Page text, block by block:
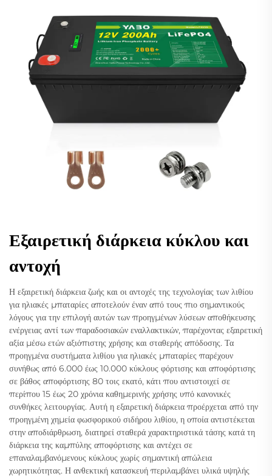
Εξαιρετική διάρκεια κύκλου και
αντοχή
Η εξαιρετική διάρκεια ζωής και οι αντοχές της τεχνολογίας των λιθίου
για ηλιακές μπαταρίες αποτελούν έναν από τους πιο σημαντικούς
λόγους για την επιλογή αυτών των προηγμένων λύσεων αποθήκευσης
ενέργειας αντί των παραδοσιακών εναλλακτικών, παρέχοντας εξαιρετική
αξία μέσω ετών αξιόπιστης χρήσης και σταθερής απόδοσης. Τα
προηγμένα συστήματα λιθίου για ηλιακές μπαταρίες παρέχουν
συνήθως από 6.000 έως 10.000 κύκλους φόρτισης και αποφόρτισης
σε βάθος αποφόρτισης 80 τοις εκατό, κάτι που αντιστοιχεί σε
περίπου 15 έως 20 χρόνια καθημερινής χρήσης υπό κανονικές
συνθήκες λειτουργίας. Αυτή η εξαιρετική διάρκεια προέρχεται από την
προηγμένη χημεία φωσφορικού σιδήρου λιθίου, η οποία αντιστέκεται
στην αποδιάρθρωση, διατηρεί σταθερά χαρακτηριστικά τάσης κατά τη
διάρκεια της καμπύλης αποφόρτισης και αντέχει σε
επαναλαμβανόμενους κύκλους χωρίς σημαντική απώλεια
χωρητικότητας. Η ανθεκτική κατασκευή περιλαμβάνει υλικά υψηλής